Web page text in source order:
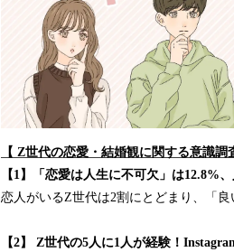
【 Z世代の恋愛・結婚観に関する意識調
【1】「恋愛は人生に不可欠」は12.8%
恋人がいるZ世代は2割にとどまり、「
【2】 Z世代の5人に1人が経験！